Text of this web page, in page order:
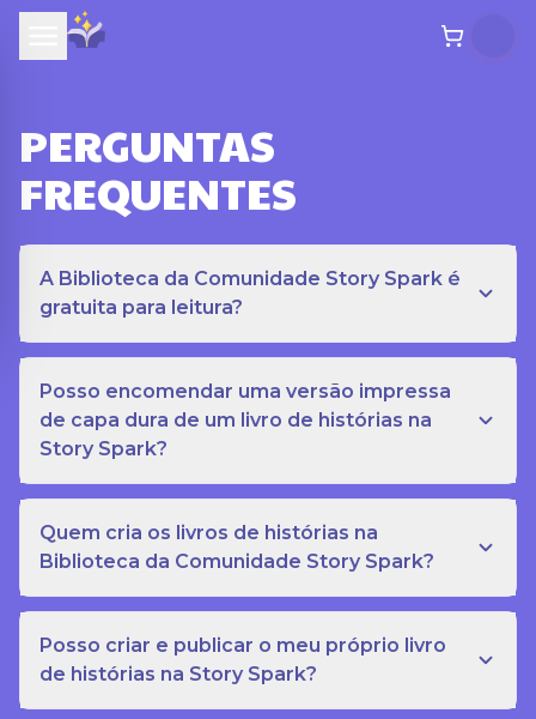
PERGUNTAS
FREQUENTES
A Biblioteca da Comunidade Story Spark é
gratuita para leitura?
Posso encomendar uma versão impressa
de capa dura de um livro de histórias na
Story Spark?
Quem cria os livros de histórias na
Biblioteca da Comunidade Story Spark?
Posso criar e publicar o meu próprio livro
de histórias na Story Spark?